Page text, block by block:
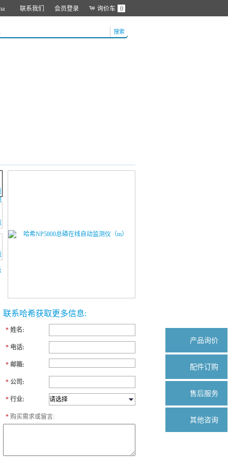
联系我们 会员登录 询价车 0
搜索
联系哈希获取更多信息:
* 姓名:
* 电话:
* 邮箱:
* 公司:
* 行业:
* 购买需求或留言:
产品询价
配件订购
售后服务
其他咨询